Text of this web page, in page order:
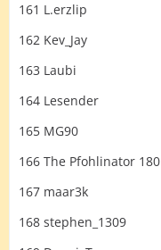
161 L.erzlip
162 Kev_Jay
163 Laubi
164 Lesender
165 MG90
166 The Pfohlinator 180
167 maar3k
168 stephen_1309